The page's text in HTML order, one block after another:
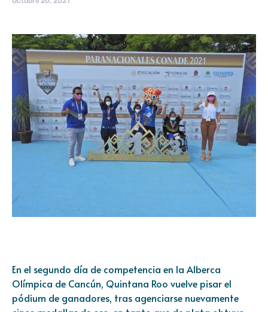
En el segundo día de competencia en la Alberca
Olímpica de Cancún, Quintana Roo vuelve pisar el
pódium de ganadores, tras agenciarse nuevamente